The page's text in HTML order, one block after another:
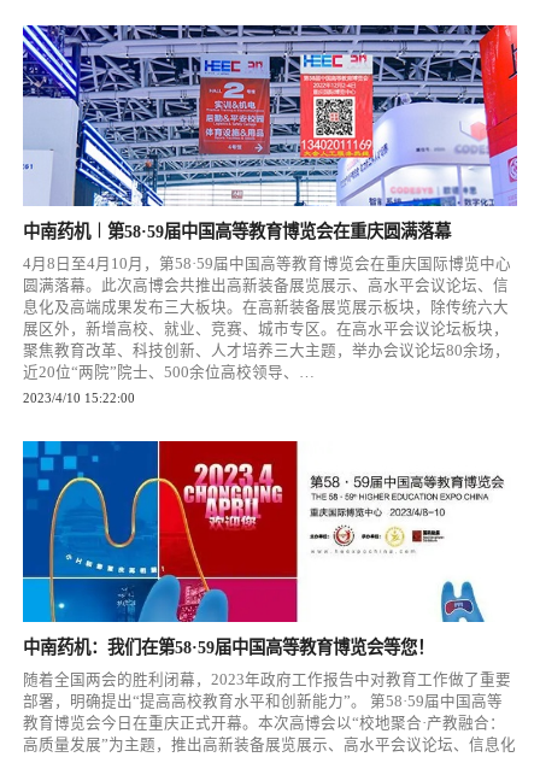
中南药机︱第58·59届中国高等教育博览会在重庆圆满落幕
4月8日至4月10月，第58·59届中国高等教育博览会在重庆国际博览中心
圆满落幕。此次高博会共推出高新装备展览展示、高水平会议论坛、信
息化及高端成果发布三大板块。在高新装备展览展示板块，除传统六大
展区外，新增高校、就业、竞赛、城市专区。在高水平会议论坛板块，
聚焦教育改革、科技创新、人才培养三大主题，举办会议论坛80余场，
近20位“两院”院士、500余位高校领导、…
2023/4/10 15:22:00
中南药机：我们在第58·59届中国高等教育博览会等您！
随着全国两会的胜利闭幕，2023年政府工作报告中对教育工作做了重要
部署，明确提出“提高高校教育水平和创新能力”。 第58·59届中国高等
教育博览会今日在重庆正式开幕。本次高博会以“校地聚合·产教融合：
高质量发展”为主题，推出高新装备展览展示、高水平会议论坛、信息化